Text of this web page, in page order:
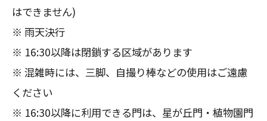
はできません)
※ 雨天決行
※ 16:30以降は閉鎖する区域があります
※ 混雑時には、三脚、自撮り棒などの使用はご遠慮
ください
※ 16:30以降に利用できる門は、星が丘門・植物園門